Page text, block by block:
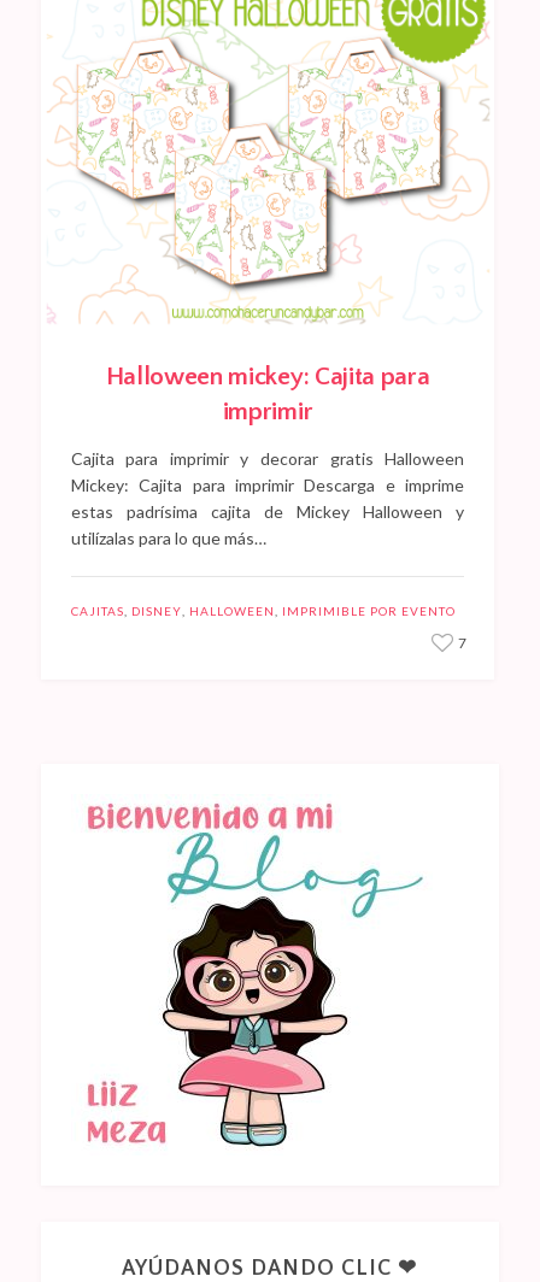
Halloween mickey: Cajita para
imprimir
Cajita para imprimir y decorar gratis Halloween
Mickey: Cajita para imprimir Descarga e imprime
estas padrísima cajita de Mickey Halloween y
utilízalas para lo que más…
CAJITAS DISNEY HALLOWEEN IMPRIMIBLE POR EVENTO
7
AYÚDANOS DANDO CLIC ❤